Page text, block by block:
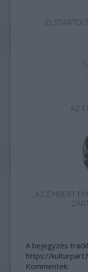
AZ
„AZ EMBERT
A bejegyzés
https://
Kommentek: